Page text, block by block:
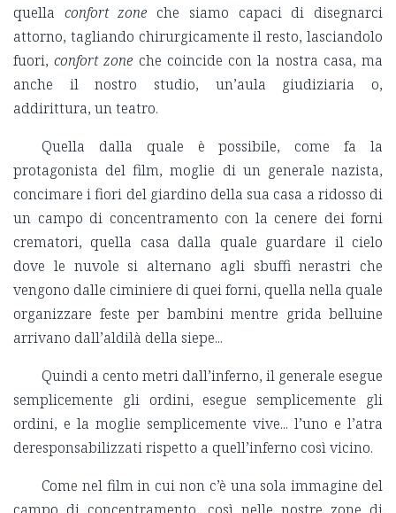
quella confort zone che siamo capaci di disegnarci
attorno, tagliando chirurgicamente il resto, lasciandolo
fuori,confort zone che coincide con la nostra casa, ma
anche il nostro studio, un’aula giudiziaria o,
addirittura, un teatro.
Quella dalla quale è possibile, come fa la
protagonista del film, moglie di un generale nazista,
concimare i fiori del giardino della sua casa a ridosso di
un campo di concentramento con la cenere dei forni
crematori, quella casa dalla quale guardare il cielo
dove le nuvole si alternano agli sbuffi nerastri che
vengono dalle ciminiere di quei forni, quella nella quale
organizzare feste per bambini mentre grida belluine
arrivano dall’aldilà della siepe...
Quindi a cento metri dall’inferno, il generale esegue
semplicemente gli ordini, esegue semplicemente gli
ordini, e la moglie semplicemente vive... l’uno e l’atra
deresponsabilizzati rispetto a quell’inferno così vicino.
Come nel film in cui non c’è una sola immagine del